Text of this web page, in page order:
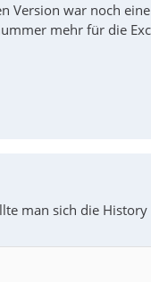
Version war noch
mehr für die
man sich die